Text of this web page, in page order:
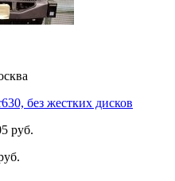
без жестких дисков
руб.